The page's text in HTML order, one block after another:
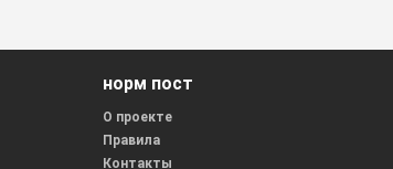
норм пост
О проекте
Правила
Контакты